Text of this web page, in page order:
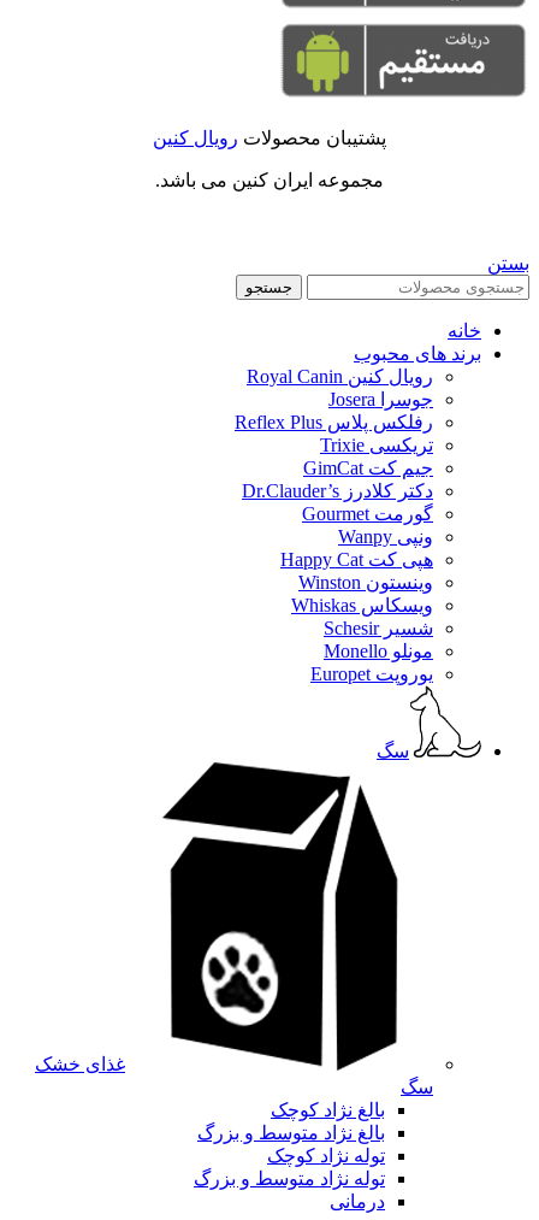
پشتیبان محصولات رویال کنین
مجموعه ایران کنین می باشد.
بستن
جستجو
خانه
برند های محبوب
رویال کنین Royal Canin
جوسرا Josera
رفلکس پلاس Reflex Plus
تریکسی Trixie
جیم کت GimCat
دکتر کلادرز Dr.Clauder’s
گورمت Gourmet
ونپی Wanpy
هپی کت Happy Cat
وینستون Winston
ویسکاس Whiskas
شسیر Schesir
مونلو Monello
یوروپت Europet
سگ
غذای خشک
سگ
بالغ نژاد کوچک
بالغ نژاد متوسط و بزرگ
توله نژاد کوچک
توله نژاد متوسط و بزرگ
درمانی